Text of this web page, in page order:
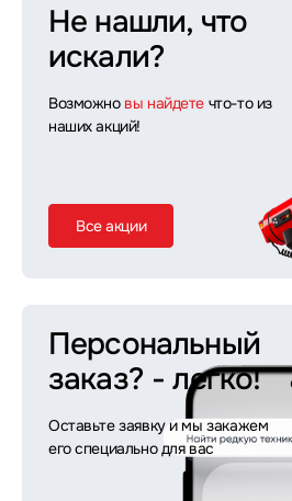
Не нашли, что
искали?
Возможно вы найдете что-то из
наших акций!
Все акции
Персональный
заказ? - легко!
Оставьте заявку и мы закажем
его специально для вас